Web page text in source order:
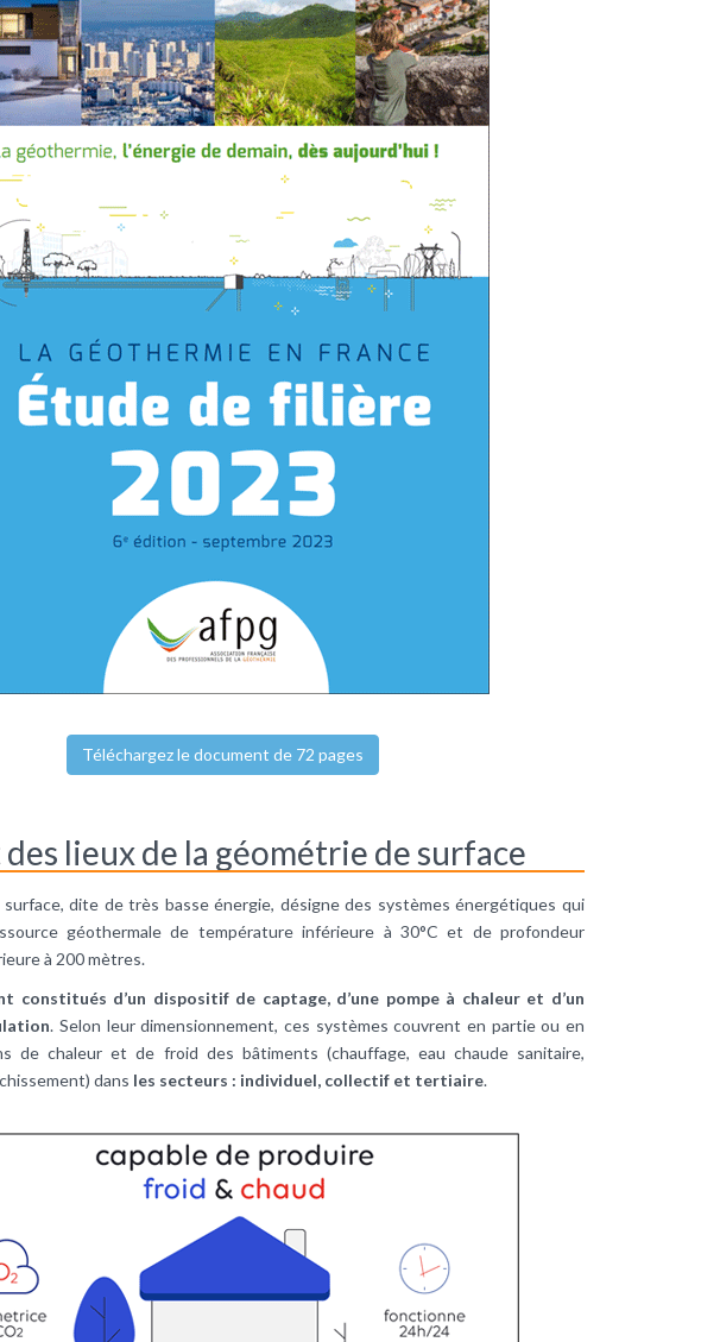
Téléchargez le document de 72 pages
lieux de la géométrie de surface
dite de très basse énergie, désigne des systèmes énergétiques qui
géothermale de température inférieure à 30°C et de profondeur
à 200 mètres.
constitués d’un dispositif de captage, d’une pompe à chaleur et d’un
. Selon leur dimensionnement, ces systèmes couvrent en partie ou en
de chaleur et de froid des bâtiments (chauffage, eau chaude sanitaire,
dans les secteurs : individuel, collectif et tertiaire.